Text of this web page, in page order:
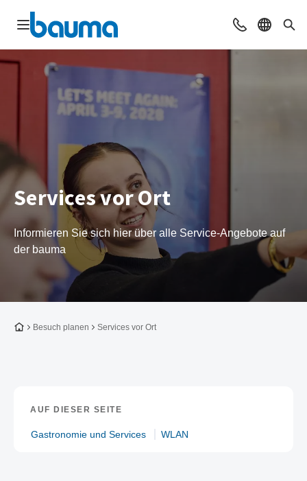
Navigation öffnen Beratung &
Sprache
Services vor Ort
Informieren Sie sich hier über alle Service-Angebote auf
der bauma
Zur Startseite
Besuch planen Services vor Ort
AUF DIESER SEITE
Gastronomie und Services WLAN